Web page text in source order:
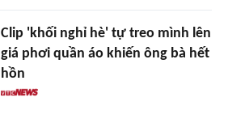
Clip 'khối nghỉ hè' tự treo mình lên
giá phơi quần áo khiến ông bà hết
hồn